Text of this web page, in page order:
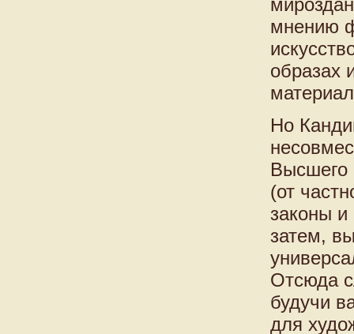
мнению
образах
Но
Высшего
(от
законы
затем,
Отсюда
будучи
для